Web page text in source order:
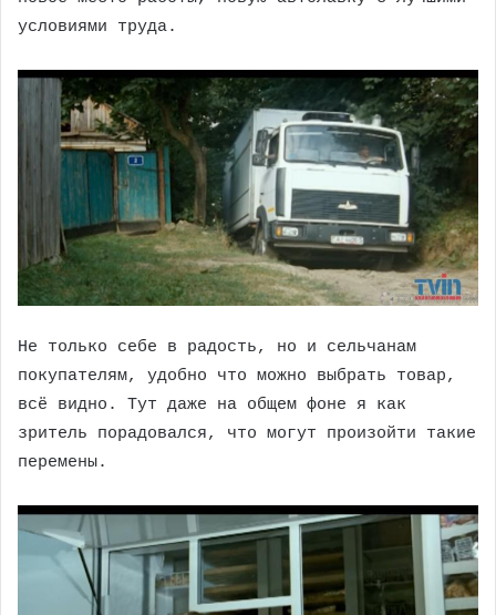
условиями труда.
Не только себе в радость, но и сельчанам
покупателям, удобно что можно выбрать товар,
всё видно. Тут даже на общем фоне я как
зритель порадовался, что могут произойти такие
перемены.